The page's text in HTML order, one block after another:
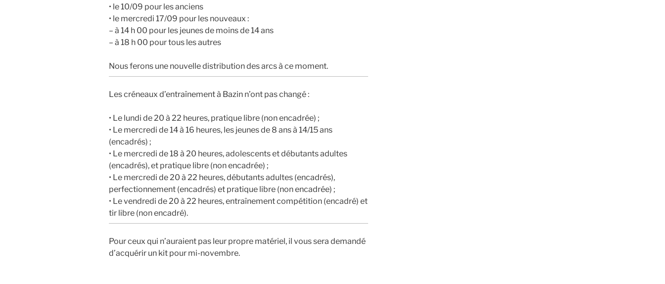
• le 10/09 pour les anciens
• le mercredi 17/09 pour les nouveaux :
– à 14 h 00 pour les jeunes de moins de 14 ans
– à 18 h 00 pour tous les autres
Nous ferons une nouvelle distribution des arcs à ce moment.
Les créneaux d’entraînement à Bazin n’ont pas changé :
• Le lundi de 20 à 22 heures, pratique libre (non encadrée) ;
• Le mercredi de 14 à 16 heures, les jeunes de 8 ans à 14/15 ans
(encadrés) ;
• Le mercredi de 18 à 20 heures, adolescents et débutants adultes
(encadrés), et pratique libre (non encadrée) ;
• Le mercredi de 20 à 22 heures, débutants adultes (encadrés),
perfectionnement (encadrés) et pratique libre (non encadrée) ;
• Le vendredi de 20 à 22 heures, entraînement compétition (encadré) et
tir libre (non encadré).
Pour ceux qui n’auraient pas leur propre matériel, il vous sera demandé
d’acquérir un kit pour mi-novembre.